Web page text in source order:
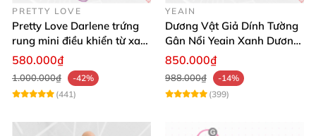
PRETTY LOVE
Pretty Love Darlene trứng
rung mini điều khiển từ xa
12 chế độ rung mạnh
580.000₫
1.000.000₫
-42%
(441)
YEAIN
Dương Vật Giả Dính Tường
Gân Nổi Yeain Xanh Dương
8.2 Siêu Thật
850.000₫
988.000₫
-14%
(399)